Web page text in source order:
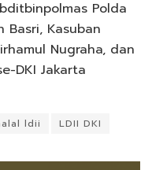
Polda
Basri, Kasuban
Nugraha, dan
DKI Jakarta
ldii LDII DKI